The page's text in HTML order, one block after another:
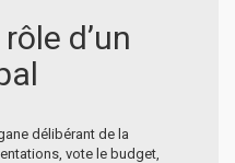
d’un
délibérant de la
vote le budget,